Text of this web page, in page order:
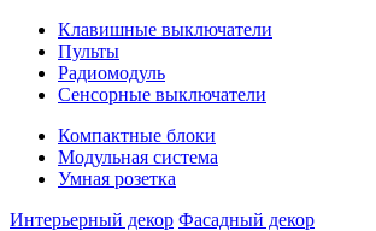
Клавишные выключатели
Пульты
Радиомодуль
Сенсорные выключатели
Компактные блоки
Модульная система
Умная розетка
Интерьерный декор Фасадный декор